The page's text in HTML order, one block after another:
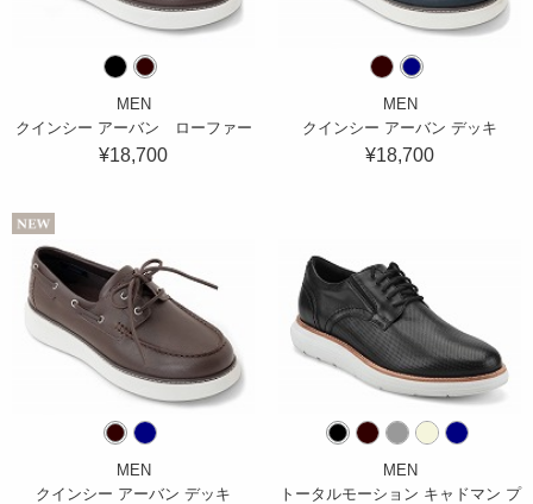
MEN
クインシー アーバン ローファー
¥18,700
MEN
クインシー アーバン デッキ
¥18,700
MEN
クインシー アーバン デッキ
MEN
トータルモーション キャドマン プ